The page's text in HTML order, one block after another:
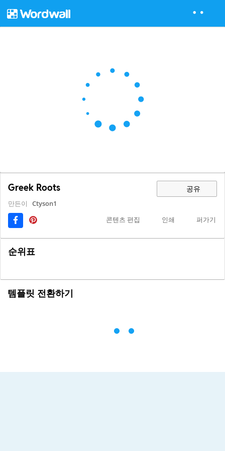
Greek Roots 공유
만든이
Ctyson1
콘텐츠 편집
인쇄 퍼가기
순위표
템플릿 전환하기